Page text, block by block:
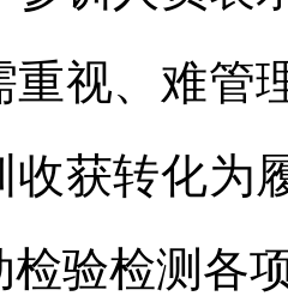
重视、难管
收获转化为
检验检测各